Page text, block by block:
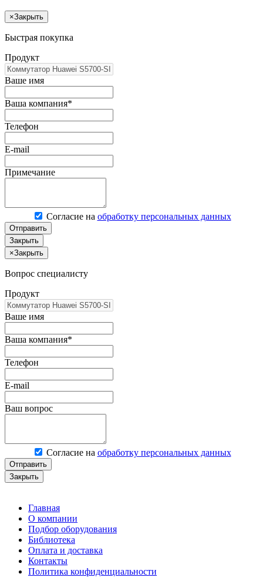
×Закрыть
Быстрая покупка
Продукт
Ваше имя
Ваша компания*
Телефон
E-mail
Примечание
Согласие на обработку персональных данных
Отправить
Закрыть
×Закрыть
Вопрос специалисту
Продукт
Ваше имя
Ваша компания*
Телефон
E-mail
Ваш вопрос
Согласие на обработку персональных данных
Отправить
Закрыть
Главная
О компании
Подбор оборудования
Библиотека
Оплата и доставка
Контакты
Политика конфиденциальности